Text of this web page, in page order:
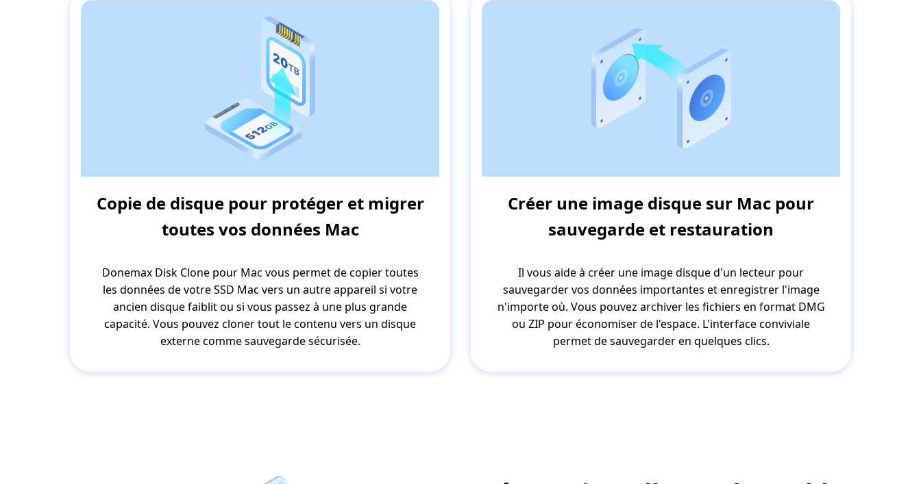
Copie de disque pour protéger et migrer
toutes vos données Mac
Donemax Disk Clone pour Mac vous permet de copier toutes
les données de votre SSD Mac vers un autre appareil si votre
ancien disque faiblit ou si vous passez à une plus grande
capacité. Vous pouvez cloner tout le contenu vers un disque
externe comme sauvegarde sécurisée.
Créer une image disque sur Mac pour
sauvegarde et restauration
Il vous aide à créer une image disque d'un lecteur pour
sauvegarder vos données importantes et enregistrer l'image
n'importe où. Vous pouvez archiver les fichiers en format DMG
ou ZIP pour économiser de l'espace. L'interface conviviale
permet de sauvegarder en quelques clics.